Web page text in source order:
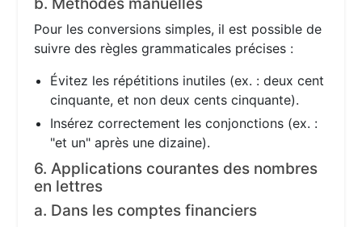
b. Méthodes manuelles
Pour les conversions simples, il est possible de
suivre des règles grammaticales précises :
Évitez les répétitions inutiles (ex. : deux cent
cinquante, et non deux cents cinquante).
Insérez correctement les conjonctions (ex. :
"et un" après une dizaine).
6. Applications courantes des nombres
en lettres
a. Dans les comptes financiers